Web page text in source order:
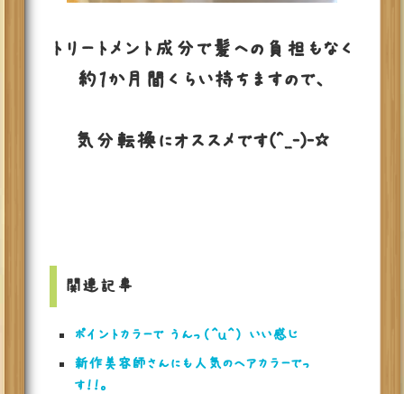
トリートメント成分で髪への負担もなく
約１か月間くらい持ちますので、
気分転換にオススメです(^_-)-☆
関連記事
ポイントカラーで うんっ（＾ｕ＾） いい感じ
新作美容師さんにも人気のヘアカラーでっ
す！！。